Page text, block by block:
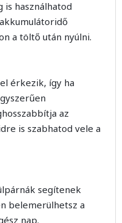
használhatod
a töltő után nyúlni.
érkezik, így ha
az
is szabhatod vele a
segítenek
belemerülhetsz a
nap.